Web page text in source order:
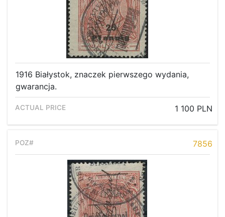
1916 Białystok, znaczek pierwszego wydania,
gwarancja.
1 100 PLN
7856